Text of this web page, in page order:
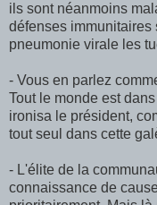
ils sont néanmoins
défenses immunitaires
pneumonie virale les
- Vous en parlez
Tout le monde est
ironisa le président,
tout seul dans cette
- L'élite de la
connaissance de